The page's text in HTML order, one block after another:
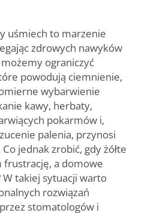
uśmiech to marzenie
zdrowych nawyków
ograniczyć
powodują ciemnienie,
wybarwienie
kawy, herbaty,
pokarmów i,
palenia, przynosi
jednak zrobić, gdy żółte
frustrację, a domowe
W takiej sytuacji warto
rozwiązań
stomatologów i